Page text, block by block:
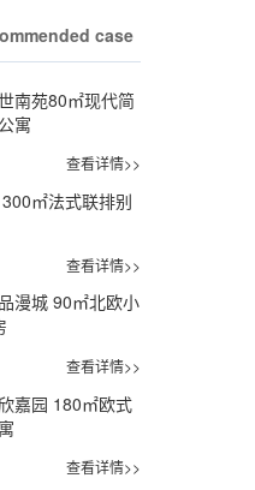
case
南苑80㎡现代简
寓
查看详情>>
㎡法式联排别
查看详情>>
漫城 90㎡北欧小
查看详情>>
180㎡欧式
查看详情>>